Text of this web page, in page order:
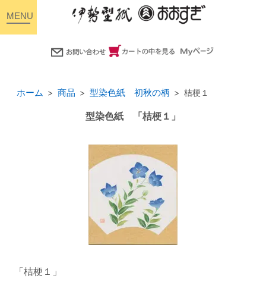
ホーム 商品 型染色紙 初秋の柄 桔梗１
型染色紙 「桔梗１」
「桔梗１」
toggle
navigation